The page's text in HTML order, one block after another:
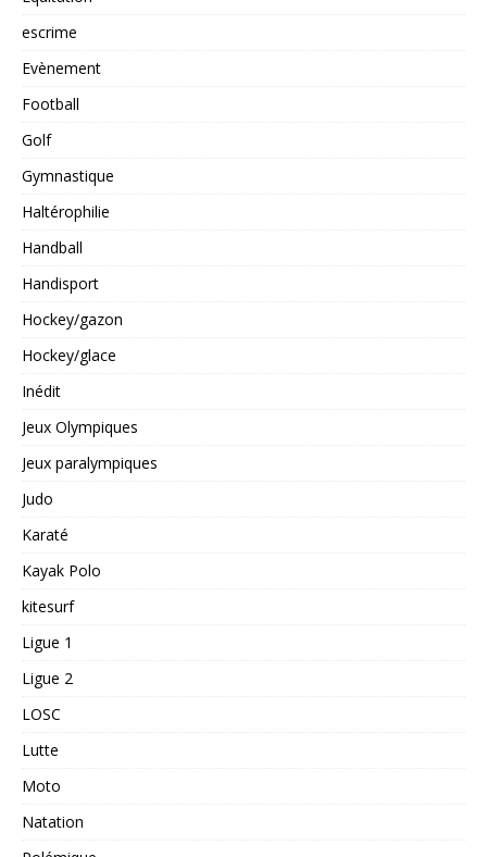
escrime
Evènement
Football
Golf
Gymnastique
Haltérophilie
Handball
Handisport
Hockey/gazon
Hockey/glace
Inédit
Jeux Olympiques
Jeux paralympiques
Judo
Karaté
Kayak Polo
kitesurf
Ligue 1
Ligue 2
LOSC
Lutte
Moto
Natation